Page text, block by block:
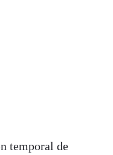
temporal de